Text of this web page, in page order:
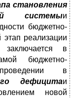
становления
системыи
бюджетно-
реализации
заключается в
бюджетно-
в
дефицитаи
новой